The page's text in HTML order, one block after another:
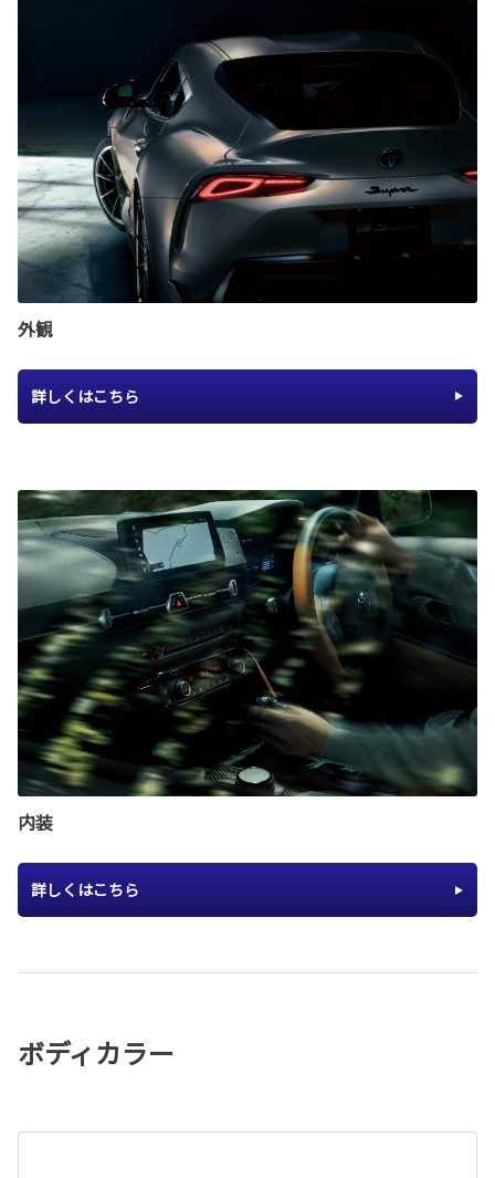
外観
詳しくはこちら
内装
詳しくはこちら
ボディカラー